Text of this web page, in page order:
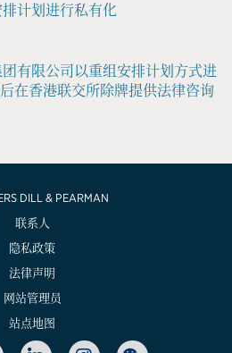
计划进行私有化
有限公司以重组安排计划方式进
在香港联交所除牌提供法律咨询
DILL & PEARMAN
联系人
隐私政策
法律声明
网站管理员
站点地图